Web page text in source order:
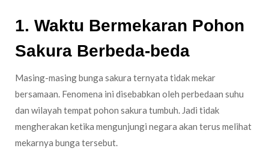
1. Waktu Bermekaran Pohon
Sakura Berbeda-beda
Masing-masing bunga sakura ternyata tidak mekar
bersamaan. Fenomena ini disebabkan oleh perbedaan suhu
dan wilayah tempat pohon sakura tumbuh. Jadi tidak
mengherakan ketika mengunjungi negara akan terus melihat
mekarnya bunga tersebut.